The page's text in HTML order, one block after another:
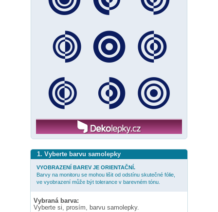
1. Vyberte barvu samolepky
VYOBRAZENÍ BAREV JE ORIENTAČNÍ.
Barvy na monitoru se mohou lišit od odstínu skutečné fólie,
ve vyobrazení může být tolerance v barevném tónu.
Vybraná barva:
Vyberte si, prosím, barvu samolepky.